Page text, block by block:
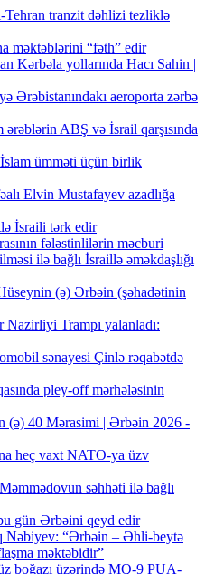
Tehran tranzit dəhlizi tezliklə
məktəblərini “fəth” edir
Kərbəla yollarında Hacı Sahin |
Ərəbistanındakı aeroporta zərbə
ərəblərin ABŞ və İsrail qarşısında
ümməti üçün birlik
Elvin Mustafayev azadlığa
İsraili tərk edir
fələstinlilərin məcburi
ilə bağlı İsraillə əməkdaşlığı
(ə) Ərbəin (şəhadətinin
Trampı yalanladı:
sənayesi Çinlə rəqabətdə
pley-off mərhələsinin
(ə) 40 Mərasimi | Ərbəin 2026 -
heç vaxt NATO-ya üzv
səhhəti ilə bağlı
gün Ərbəini qeyd edir
Nəbiyev: “Ərbəin – Əhli-beytə
məktəbidir”
boğazı üzərində MQ-9 PUA-